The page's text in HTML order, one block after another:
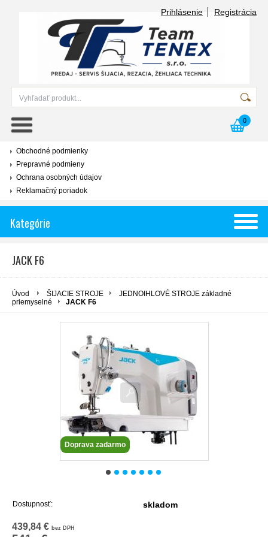
Prihlásenie Registrácia
0
Obchodné podmienky
Prepravné podmieny
Ochrana osobných údajov
Reklamačný poriadok
Kategórie
JACK F6
Úvod ŠIJACIE STROJE
JEDNOIHLOVÉ STROJE základné
priemyselné
JACK F6
Doprava zadarmo
Dostupnosť: skladom
439,84 € bez DPH